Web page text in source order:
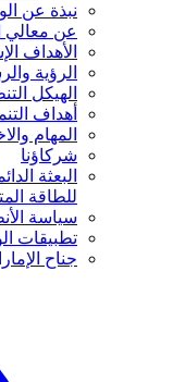
نبذة عن
عن معالي
الأهداف
الرؤية
الهيكل
أهداف
المهام
شركاؤنا
البعثة
للطاقة
سياسة
تطبيقات
جناح